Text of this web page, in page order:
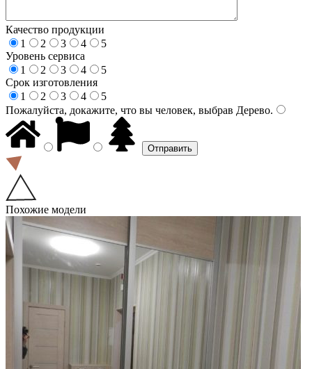
Качество продукции
1
2 3 4
5
Уровень сервиса
1
2 3 4
5
Срок изготовления
1
2 3 4
5
Пожалуйста, докажите, что вы человек, выбрав Дерево.
Похожие модели